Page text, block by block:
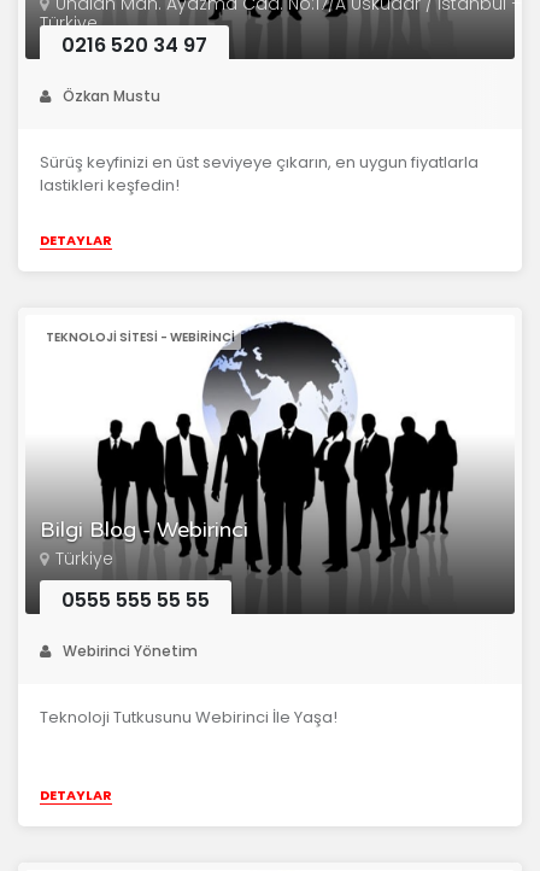
Türkiye
0216 520 34 97
Özkan Mustu
Sürüş keyfinizi en üst seviyeye çıkarın, en uygun fiyatlarla
lastikleri keşfedin!
DETAYLAR
Bilgi Blog - Webirinci
TEKNOLOJI SITESI - WEBIRINCI
Türkiye
0555 555 55 55
Webirinci Yönetim
Teknoloji Tutkusunu Webirinci İle Yaşa!
DETAYLAR